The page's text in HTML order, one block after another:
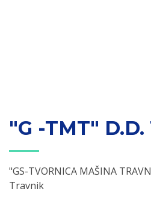
"G -TMT"
"GS-TVORNICA MAŠINA
Travnik